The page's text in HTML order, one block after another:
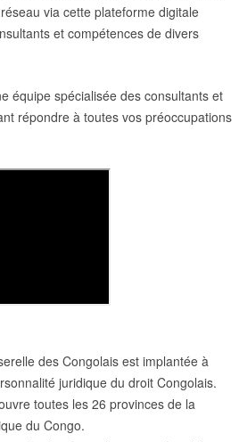
via cette plateforme digitale
et compétences de divers
équipe spécialisée des consultants et
répondre à toutes vos préoccupations
des Congolais est implantée à
juridique du droit Congolais.
toutes les 26 provinces de la
du Congo.